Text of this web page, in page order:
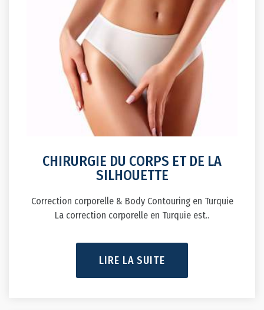
CHIRURGIE DU CORPS ET DE LA
SILHOUETTE
Correction corporelle & Body Contouring en Turquie
La correction corporelle en Turquie est..
LIRE LA SUITE